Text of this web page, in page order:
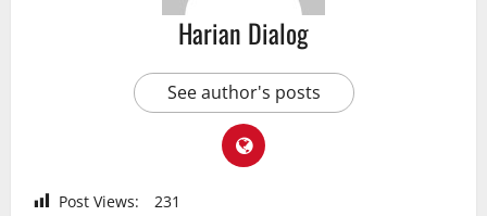
Harian Dialog
See author's posts
Post Views: 231